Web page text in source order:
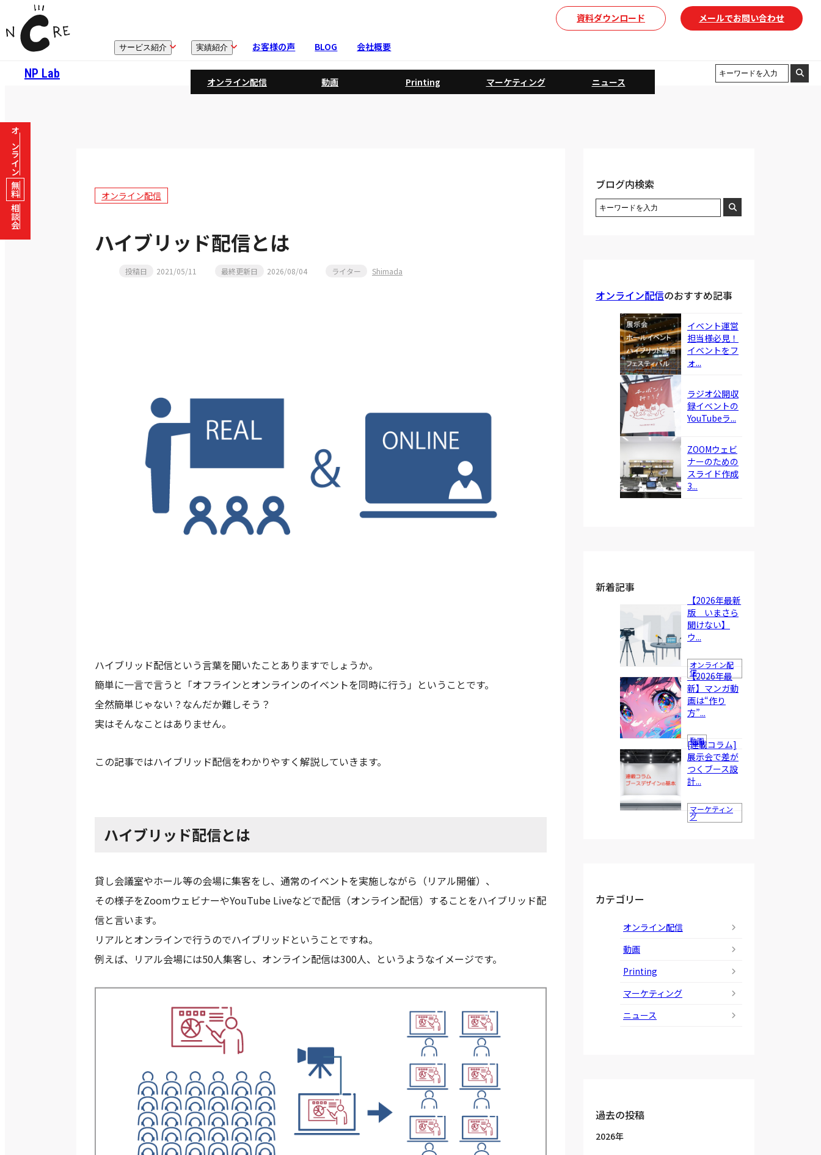
資料ダウンロード メールでお問い合わせ
サービス紹介 実績紹介 お客様の声 BLOG 会社概要
NP Lab
オンライン配信 動画 Printing マーケティング ニュース
オンライン配信
ハイブリッド配信とは
投稿日 2021/05/11 最終更新日 2026/08/04 ライター Shimada
ハイブリッド配信という言葉を聞いたことありますでしょうか。
簡単に一言で言うと「オフラインとオンラインのイベントを同時に行う」ということです。
全然簡単じゃない？なんだか難しそう？
実はそんなことはありません。
この記事ではハイブリッド配信をわかりやすく解説していきます。
ハイブリッド配信とは
貸し会議室やホール等の会場に集客をし、通常のイベントを実施しながら（リアル開催）、
その様子をZoomウェビナーやYouTube Liveなどで配信（オンライン配信）することをハイブリッド配
信と言います。
リアルとオンラインで行うのでハイブリッドということですね。
例えば、リアル会場には50人集客し、オンライン配信は300人、というようなイメージです。
ブログ内検索
オンライン配信のおすすめ記事
イベント運営
担当様必見！
イベントをフ
ォ...
ラジオ公開収
録イベントの
YouTubeラ...
ZOOMウェビ
ナーのための
スライド作成
3...
新着記事
【2026年最新
版 いまさら
聞けない】
ウ...
オンライン配
信
【2026年最
新】マンガ動
画は“作り
方”...
動画
[連載コラム]
展示会で差が
つくブース設
計...
マーケティン
グ
カテゴリー
オンライン配信
動画
Printing
マーケティング
ニュース
過去の投稿
2026年
オンライン
無料
相談会